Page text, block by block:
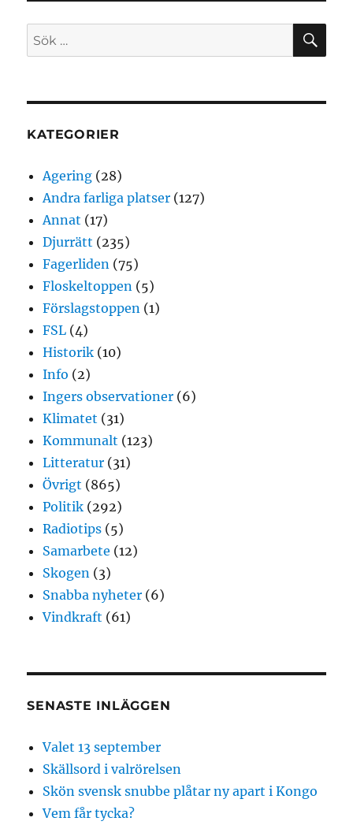
Sök
efter:
KATEGORIER
Agering (28)
Andra farliga platser (127)
Annat (17)
Djurrätt (235)
Fagerliden (75)
Floskeltoppen (5)
Förslagstoppen (1)
FSL (4)
Historik (10)
Info (2)
Ingers observationer (6)
Klimatet (31)
Kommunalt (123)
Litteratur (31)
Övrigt (865)
Politik (292)
Radiotips (5)
Samarbete (12)
Skogen (3)
Snabba nyheter (6)
Vindkraft (61)
SENASTE INLÄGGEN
Valet 13 september
Skällsord i valrörelsen
Skön svensk snubbe plåtar ny apart i Kongo
Vem får tycka?